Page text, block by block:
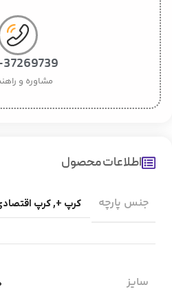
مشاوره و
اطلاعات محصول
جنس پارچه کرپ +,کرپ
سایز